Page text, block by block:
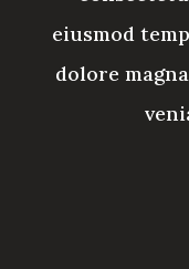
eiusmod
dolore